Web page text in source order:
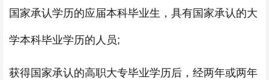
国家承认学历的应届本科毕业生，具有国家承认的大
学本科毕业学历的人员;
获得国家承认的高职大专毕业学历后，经两年或两年